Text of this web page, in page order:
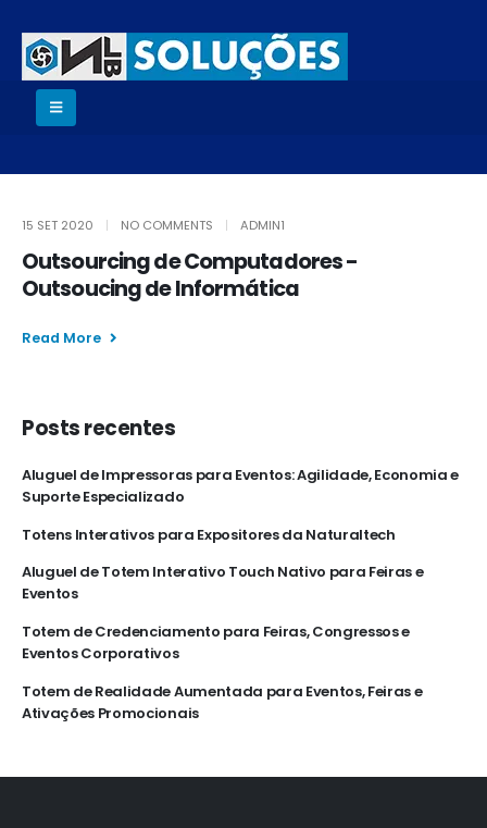
15 SET 2020 NO COMMENTS ADMIN1
Outsourcing de Computadores -
Outsoucing de Informática
Read More
Posts recentes
Aluguel de Impressoras para Eventos: Agilidade, Economia e
Suporte Especializado
Totens Interativos para Expositores da Naturaltech
Aluguel de Totem Interativo Touch Nativo para Feiras e
Eventos
Totem de Credenciamento para Feiras, Congressos e
Eventos Corporativos
Totem de Realidade Aumentada para Eventos, Feiras e
Ativações Promocionais